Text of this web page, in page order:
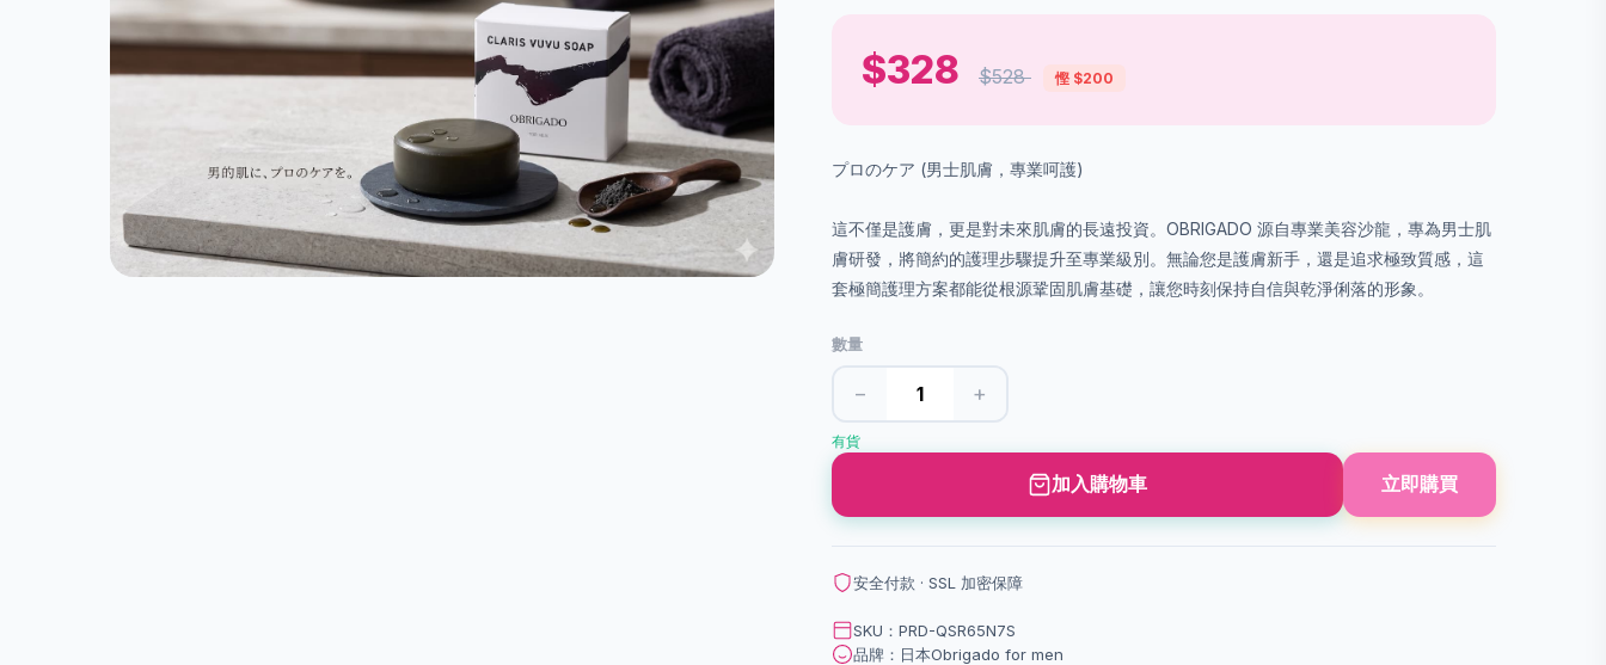
$328 $528 慳 $200
プロのケア (男士肌膚，專業呵護)
這不僅是護膚，更是對未來肌膚的長遠投資。OBRIGADO 源自專業美容沙龍，專為男士肌
膚研發，將簡約的護理步驟提升至專業級別。無論您是護膚新手，還是追求極致質感，這
套極簡護理方案都能從根源鞏固肌膚基礎，讓您時刻保持自信與乾淨俐落的形象。
數量
− +
有貨
加入購物車 立即購買
安全付款 · SSL 加密保障
SKU：PRD-QSR65N7S
品牌：日本Obrigado for men